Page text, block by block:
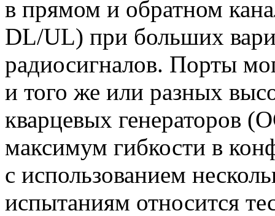
в прямом и обратном
DL/UL) при больших
радиосигналов. Порты
и того же или разных
кварцевых генераторов
максимум гибкости в
с использованием
испытаниям относится